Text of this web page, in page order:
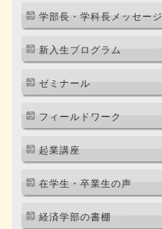
学部長・学科長メッセージ
新入生プログラム
ゼミナール
フィールドワーク
起業講座
在学生・卒業生の声
経済学部の書棚